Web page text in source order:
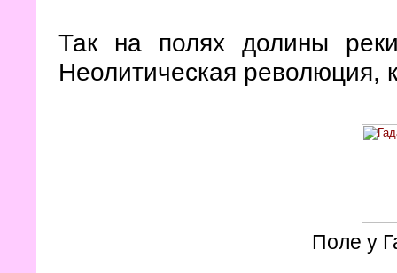
Так на полях долины
Неолитическая революция,
Поле у